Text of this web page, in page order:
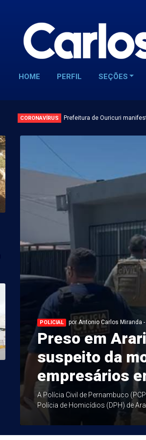
HOME PERFIL SEÇÕES
CORONAVÍRUS Prefeitura de Ouricuri
POLICIAL por Antonio Carlos Miranda
Preso em
suspeito da
empresários
A Polícia Civil de Pernambuco
Polícia de Homicídios (DPH) de